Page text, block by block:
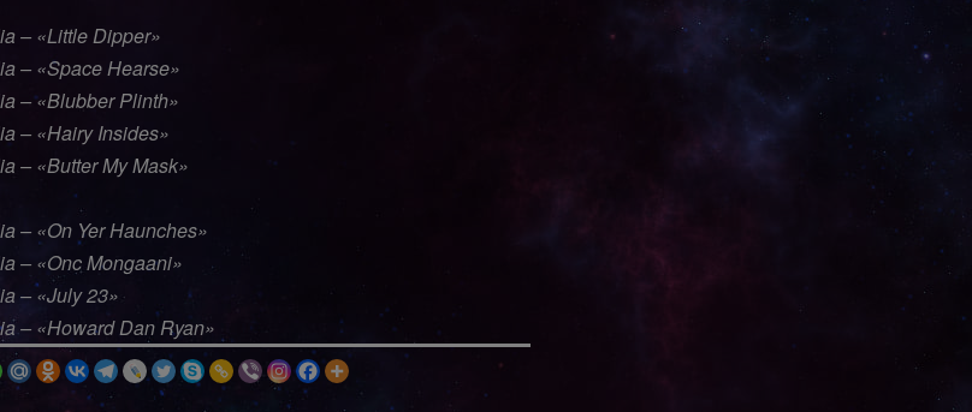
– «Little Dipper»
– «Space Hearse»
– «Blubber Plinth»
– «Hairy Insides»
– «Butter My Mask»
– «On Yer Haunches»
– «Onc Mongaani»
– «July 23»
– «Howard Dan Ryan»